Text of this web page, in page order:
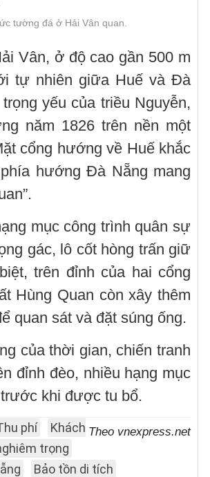
tường đá ở Hải Vân quan.
Vân, ở độ cao gần 500 m
tự nhiên giữa Huế và Đà
yếu của triều Nguyễn,
năm 1826 trên nền một
cổng hướng về Huế khắc
hướng Đà Nẵng mang
mục công trình quân sự
gác, lô cốt hòng trấn giữ
trên đỉnh của hai cổng
Hùng Quan còn xây thêm
quan sát và đặt súng ống.
của thời gian, chiến tranh
đỉnh đèo, nhiều hạng mục
khi được tu bổ.
Theo vnexpress.net
phí
Khách
trọng
Bảo tồn di tích